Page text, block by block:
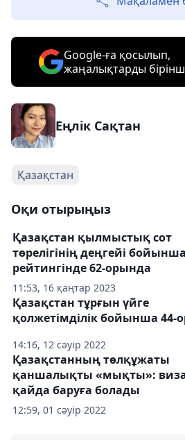
Google-ға қосылып,
жаңалықтарды
Еңлік Сақтан
Қазақстан
Оқи отырыңыз
11:53, 16 қаңтар 2023
Қазақстан қылмыстық сот
төрелігінің деңгейі бойынша
рейтингінде 62-орында
14:16, 12 сәуір 2022
Қазақстан тұрғын үйге
қолжетімділік бойынша 44-
12:59, 01 сәуір 2022
Қазақстанның төлқұжаты
қаншалықты «мықты»:
қайда баруға болады